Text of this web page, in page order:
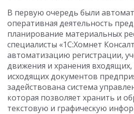
В первую очередь были
оперативная деятельность
планирование материальных
специалисты «1С:Хомнет
автоматизацию регистрации,
движения и хранения входящих,
исходящих документов
задействована система
которая позволяет хранить и
текстовую и графическую